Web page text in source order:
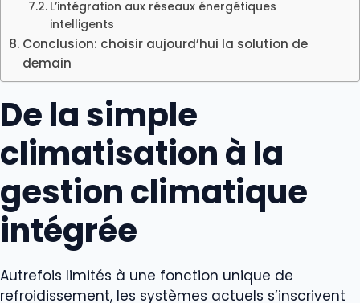
L’intégration aux réseaux énergétiques
intelligents
Conclusion: choisir aujourd’hui la solution de
demain
De la simple
climatisation à la
gestion climatique
intégrée
Autrefois limités à une fonction unique de
refroidissement, les systèmes actuels s’inscrivent